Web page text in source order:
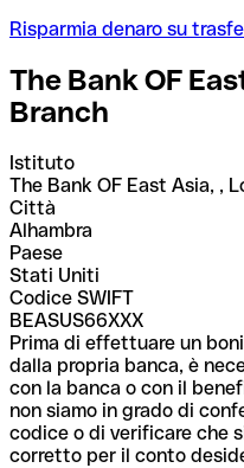
Risparmia denaro su
The Bank OF
Branch
Istituto
The Bank OF East Asia, ,
Città
Alhambra
Paese
Stati Uniti
Codice SWIFT
BEASUS66XXX
Prima di effettuare un
dalla propria banca, è
con la banca o con il
non siamo in grado di
codice o di verificare che
corretto per il conto